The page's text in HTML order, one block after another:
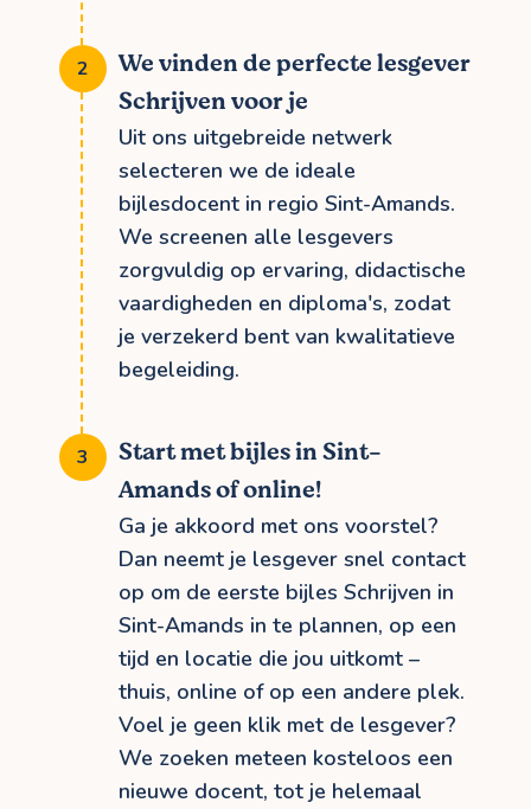
We vinden de perfecte lesgever
Schrijven voor je
Uit ons uitgebreide netwerk
selecteren we de ideale
bijlesdocent in regio Sint-Amands.
We screenen alle lesgevers
zorgvuldig op ervaring, didactische
vaardigheden en diploma's, zodat
je verzekerd bent van kwalitatieve
begeleiding.
Start met bijles in Sint-
Amands of online!
Ga je akkoord met ons voorstel?
Dan neemt je lesgever snel contact
op om de eerste bijles Schrijven in
Sint-Amands in te plannen, op een
tijd en locatie die jou uitkomt –
thuis, online of op een andere plek.
Voel je geen klik met de lesgever?
We zoeken meteen kosteloos een
nieuwe docent, tot je helemaal